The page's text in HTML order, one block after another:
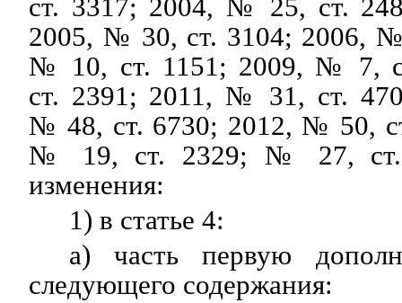
ст. 3317; 2004, № 25, ст.
2005, № 30, ст. 3104; 2006,
№ 10, ст. 1151; 2009, № 7,
ст. 2391; 2011, № 31, ст.
№ 48, ст. 6730; 2012, № 50,
№ 19, ст. 2329; № 27, ст.
изменения:
1) в статье 4:
а) часть первую
следующего содержания: